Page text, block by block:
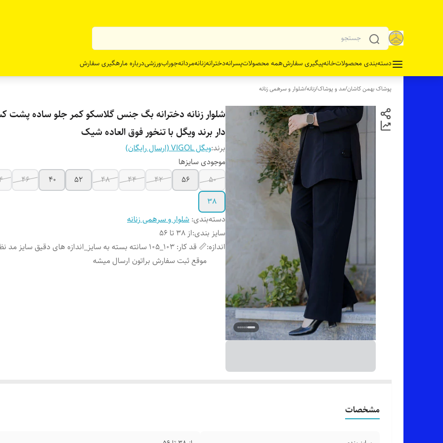
دسته‌بندی محصولاتخانهپیگیری سفارشهمه محصولاتپسرانهدخترانهزنانهمردانهجورابورزشیدرباره مارهگیری سفارش
پوشاک بهمن کاشان/مد و پوشاک/زنانه/شلوار و سرهمی زنانه
شلوار زنانه دخترانه بگ جنس گلاسکو کمر جلو ساده پشت
دار برند ویگل با تنخور فوق العاده شیک
برند:ویگل VIGOL (ارسال رایگان)
موجودی سایزها
50
56
42
44
48
52
40
46
38
دسته‌بندی: شلوار و سرهمی زنانه
سایز بندی:از 38 تا 56
اندازه:
📏 قد کار: 103_105 سانته بسته به سایز_اندازه های دقیق سایز
موقع ثبت سفارش براتون ارسال میشه
مشخصات